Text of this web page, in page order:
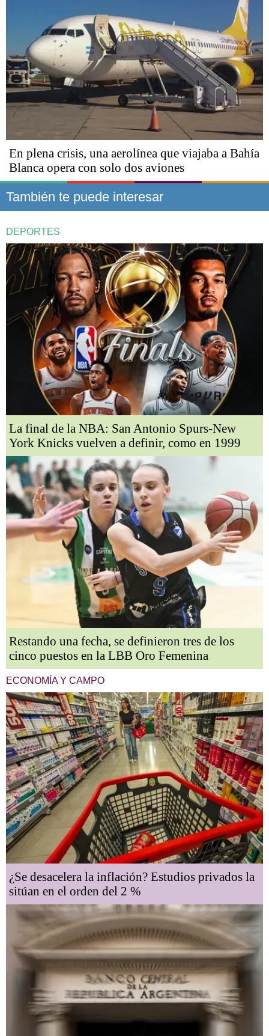
En plena crisis, una aerolínea que viajaba a Bahía
Blanca opera con solo dos aviones
También te puede interesar
DEPORTES
La final de la NBA: San Antonio Spurs-New
York Knicks vuelven a definir, como en 1999
Restando una fecha, se definieron tres de los
cinco puestos en la LBB Oro Femenina
ECONOMÍA Y CAMPO
¿Se desacelera la inflación? Estudios privados la
sitúan en el orden del 2 %